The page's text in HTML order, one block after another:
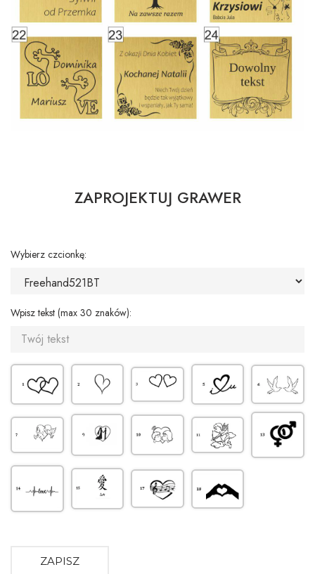
ZAPROJEKTUJ GRAWER
Wybierz czcionkę:
Wpisz tekst (max 30 znaków):
ZAPISZ